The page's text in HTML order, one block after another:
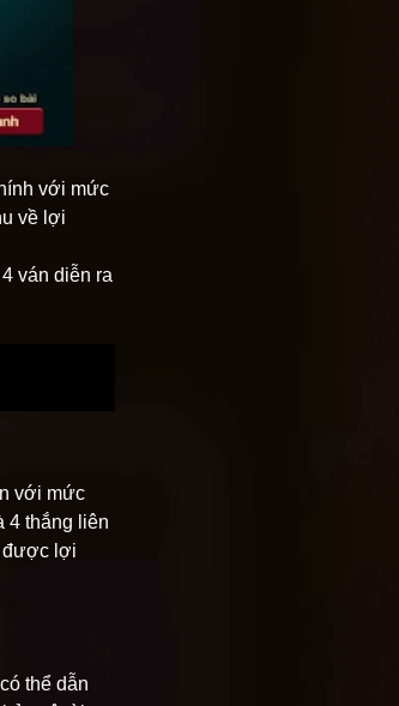
với mức
về lợi
ván diễn ra
với mức
4 thắng liên
được lợi
thể dẫn